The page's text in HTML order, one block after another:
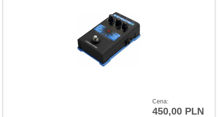
Cena:
450,00 PLN